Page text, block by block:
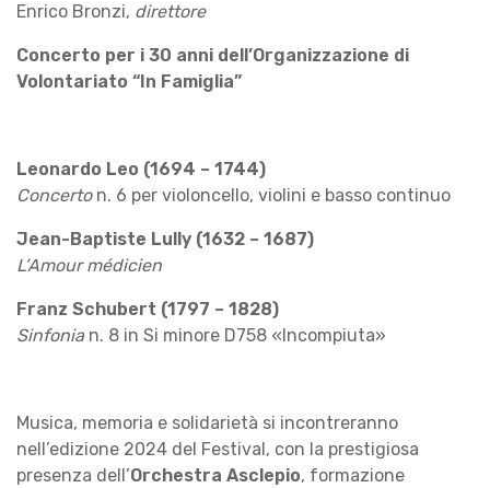
Enrico Bronzi, direttore
Concerto per i 30 anni dell’Organizzazione di
Volontariato “In Famiglia”
Leonardo Leo (1694 – 1744)
Concerton. 6 per violoncello, violini e basso continuo
Jean-Baptiste Lully (1632 – 1687)
L’Amour médicien
Franz Schubert (1797 – 1828)
Sinfonian. 8 in Si minore D758 «Incompiuta»
Musica, memoria e solidarietà si incontreranno
nell’edizione 2024 del Festival, con la prestigiosa
presenza dell’Orchestra Asclepio, formazione